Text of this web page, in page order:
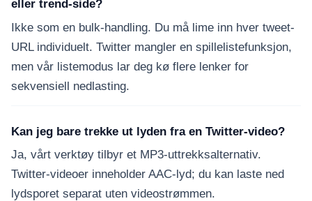
eller trend-side?
Ikke som en bulk-handling. Du må lime inn hver tweet-
URL individuelt. Twitter mangler en spillelistefunksjon,
men vår listemodus lar deg kø flere lenker for
sekvensiell nedlasting.
Kan jeg bare trekke ut lyden fra en Twitter-video?
Ja, vårt verktøy tilbyr et MP3-uttrekksalternativ.
Twitter-videoer inneholder AAC-lyd; du kan laste ned
lydsporet separat uten videostrømmen.